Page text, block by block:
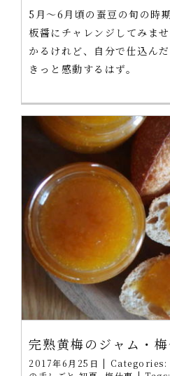
5月～6月頃の蚕豆の旬の時
板醤にチャレンジしてみま
かるけれど、自分で仕込ん
きっと感動するはず。
完熟黄梅のジャム・
2017年6月25日 | Categories: